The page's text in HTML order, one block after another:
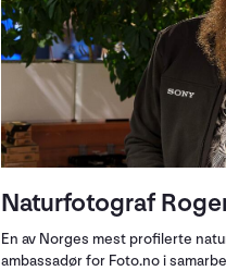
Naturfotograf
En av Norges mest profilerte
ambassadør for Foto.no i